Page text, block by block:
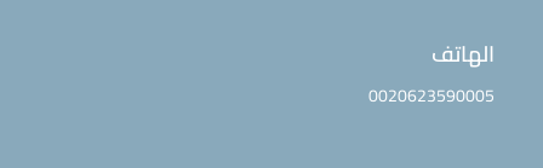
الهاتف
0020623590005